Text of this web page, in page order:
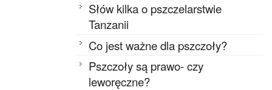
Słów kilka o pszczelarstwie
Tanzanii
Co jest ważne dla pszczoły?
Pszczoły są prawo- czy
leworęczne?